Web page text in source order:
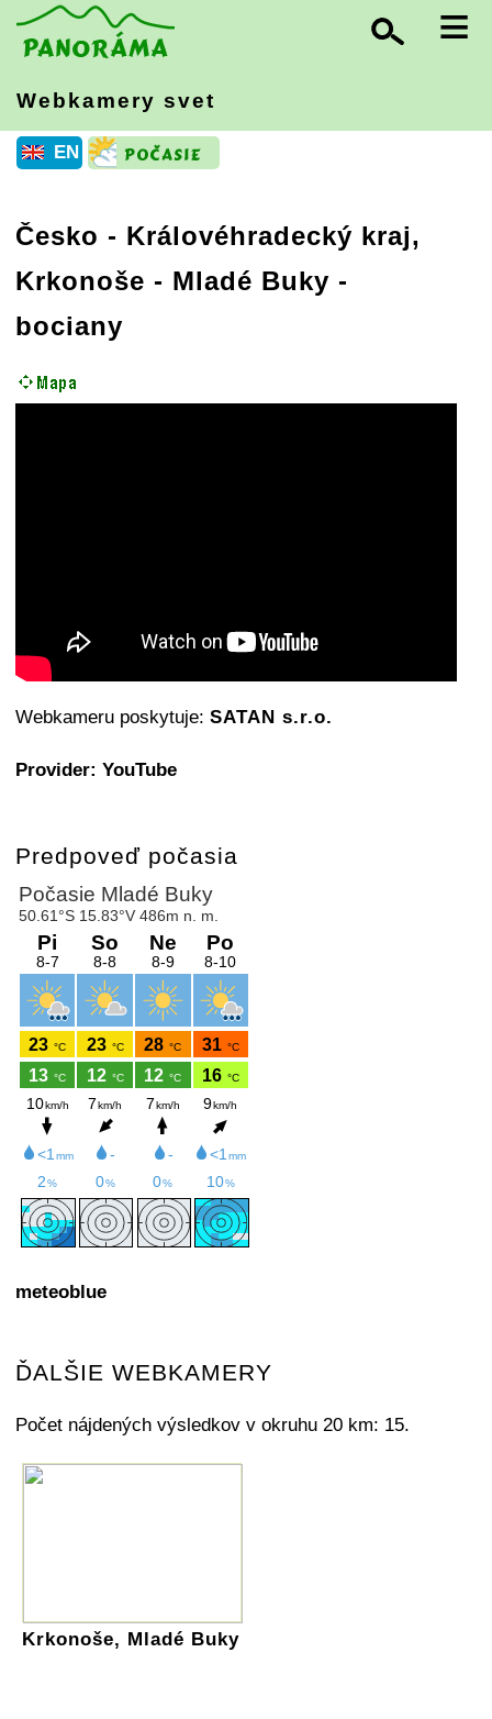
≡
Webkamery svet
EN
Česko - Královéhradecký kraj,
Krkonoše - Mladé Buky -
bociany
Webkameru poskytuje: SATAN s.r.o.
Provider: YouTube
Predpoveď počasia
meteoblue
ĎALŠIE WEBKAMERY
Počet nájdených výsledkov v okruhu 20 km: 15.
Krkonoše, Mladé Buky